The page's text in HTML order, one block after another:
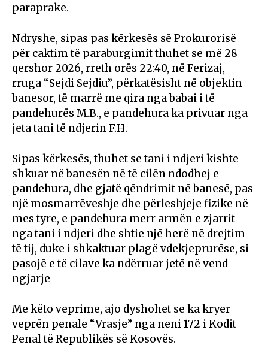
paraprake.
Ndryshe, sipas pas kërkesës së Prokurorisë
për caktim të paraburgimit thuhet se më 28
qershor 2026, rreth orës 22:40, në Ferizaj,
rruga “Sejdi Sejdiu”, përkatësisht në objektin
banesor, të marrë me qira nga babai i të
pandehurës M.B., e pandehura ka privuar nga
jeta tani të ndjerin F.H.
Sipas kërkesës, thuhet se tani i ndjeri kishte
shkuar në banesën në të cilën ndodhej e
pandehura, dhe gjatë qëndrimit në banesë, pas
një mosmarrëveshje dhe përleshjeje fizike në
mes tyre, e pandehura merr armën e zjarrit
nga tani i ndjeri dhe shtie një herë në drejtim
të tij, duke i shkaktuar plagë vdekjeprurëse, si
pasojë e të cilave ka ndërruar jetë në vend
ngjarje
Me këto veprime, ajo dyshohet se ka kryer
veprën penale “Vrasje” nga neni 172 i Kodit
Penal të Republikës së Kosovës.